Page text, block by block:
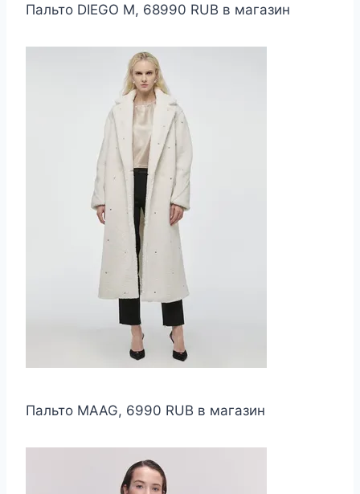
Пальто DIEGO M, 68990 RUB в магазин
Пальто MAAG, 6990 RUB в магазин